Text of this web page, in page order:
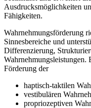
Ausdrucksmöglichkeiten
Fähigkeiten.
Wahrnehmungsförderung
Sinnesbereiche und
Differenzierung,
Wahrnehmungsleistungen.
Förderung der
haptisch-taktilen
vestibulären
propriozeptiven